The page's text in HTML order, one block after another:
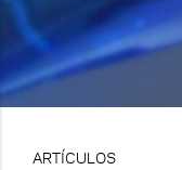
ARTÍCULOS